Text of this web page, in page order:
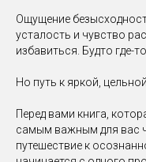
Ощущение
усталость и чувство
избавиться. Будто где-
Но путь к яркой,
Перед вами книга,
самым важным для вас
путешествие к